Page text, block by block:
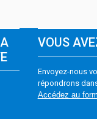
VOUS
Envoyez-nous
répondrons
Accédez au